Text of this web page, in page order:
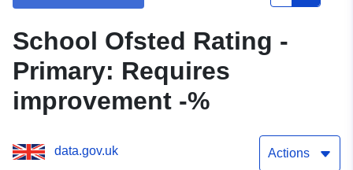
School Ofsted Rating -
Primary: Requires
improvement -%
data.gov.uk Actions